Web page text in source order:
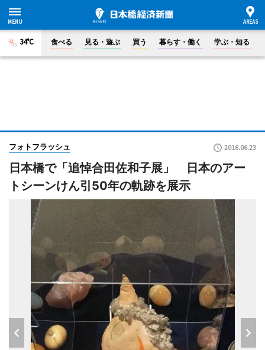
34°C 食べる 見る・遊ぶ 買う 暮らす・働く 学ぶ・知る
フォトフラッシュ 2016.06.23
日本橋で「追悼合田佐和子展」 日本のアー
トシーンけん引50年の軌跡を展示